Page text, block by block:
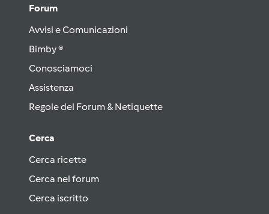
Forum
Avvisi e Comunicazioni
Bimby ®
Conosciamoci
Assistenza
Regole del Forum & Netiquette
Cerca
Cerca ricette
Cerca nel forum
Cerca iscritto